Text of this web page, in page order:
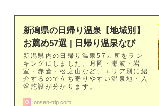
新潟県の日帰り温泉【地域別】
お薦め57選 | 日帰り温泉なび
新潟県内の日帰り温泉57カ所をラン
キングにしました。月岡・瀬波・岩
室・赤倉・松之山など、エリア別に紹
介するので立ち寄りやすい温泉地・入
浴施設が分かります。
onsen-trip.com